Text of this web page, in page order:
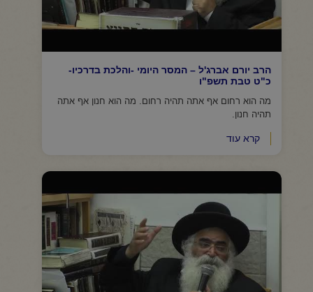
הרב יורם אברג'ל – המסר היומי -והלכת בדרכיו-
כ"ט טבת תשפ"ו
מה הוא רחום אף אתה תהיה רחום. מה הוא חנון אף אתה
תהיה חנון.
קרא עוד